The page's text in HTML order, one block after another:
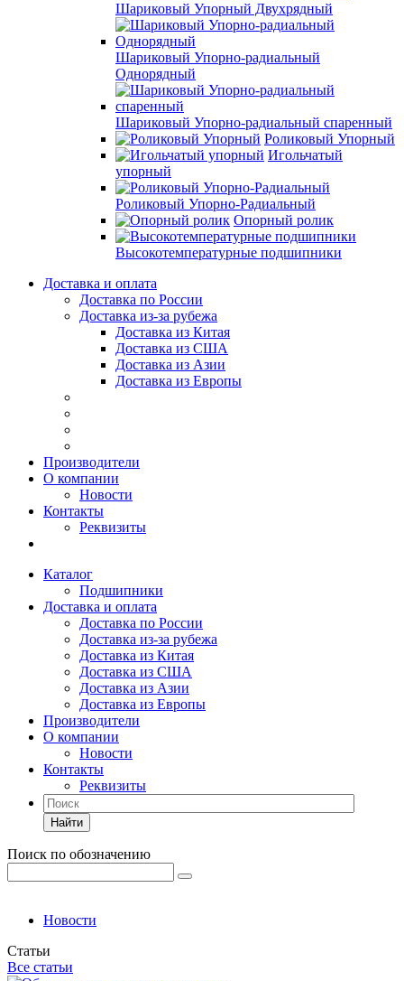
Шариковый Упорный Двухрядный
Шариковый Упорно-радиальный
Однорядный
Шариковый Упорно-радиальный спаренный
Роликовый Упорный
Игольчатый
упорный
Роликовый Упорно-Радиальный
Опорный ролик
Высокотемпературные подшипники
Доставка и оплата
Доставка по России
Доставка из-за рубежа
Доставка из Китая
Доставка из США
Доставка из Азии
Доставка из Европы
Производители
О компании
Новости
Контакты
Реквизиты
Каталог
Подшипники
Доставка и оплата
Доставка по России
Доставка из-за рубежа
Доставка из Китая
Доставка из США
Доставка из Азии
Доставка из Европы
Производители
О компании
Новости
Контакты
Реквизиты
Найти
Поиск по обозначению
Новости
Статьи
Все статьи